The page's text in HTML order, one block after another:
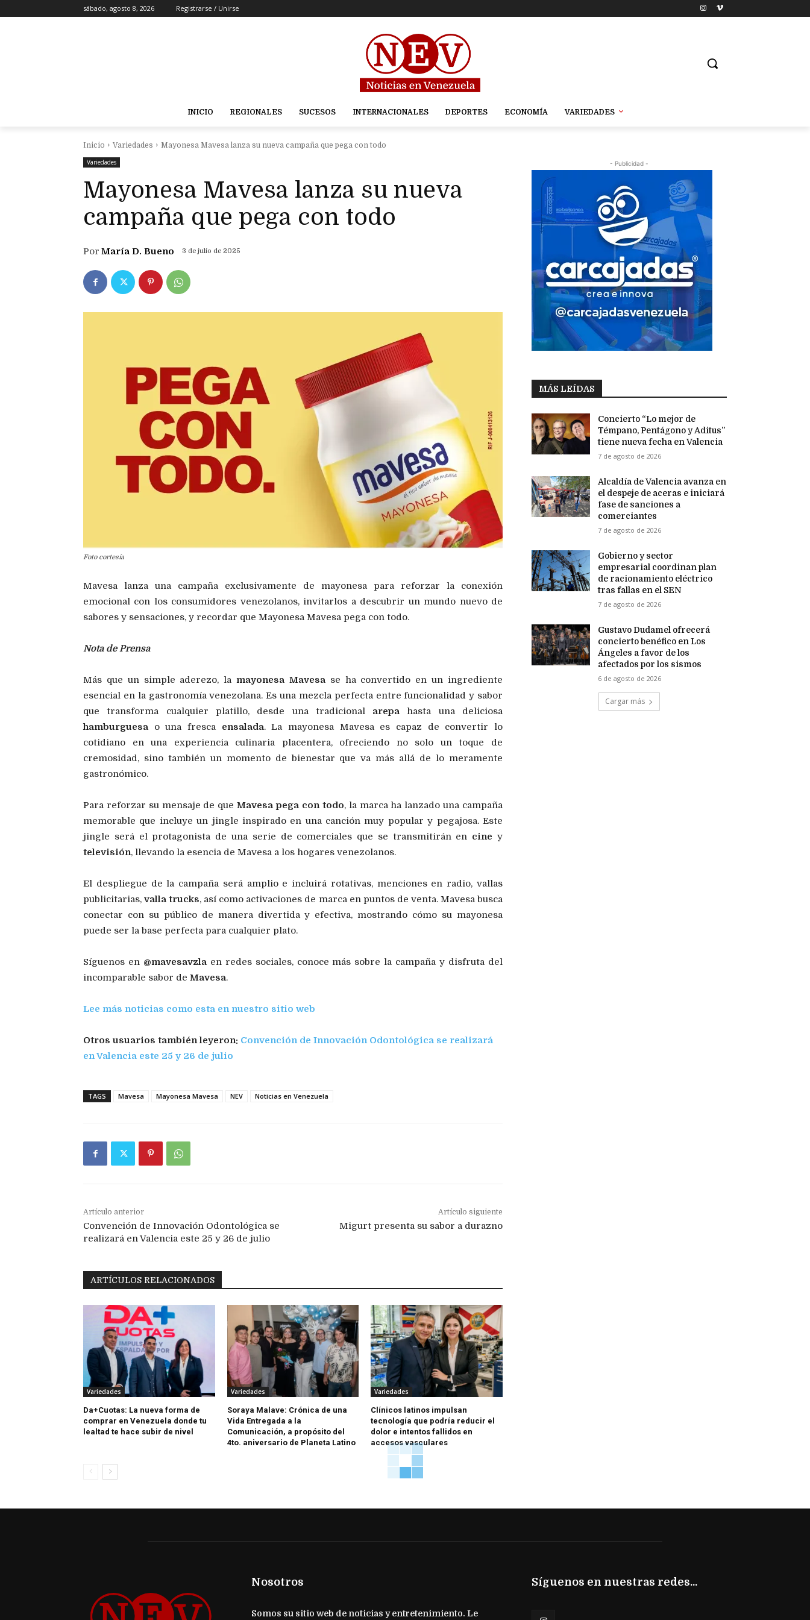
sábado, agosto 8, 2026 Registrarse / Unirse
INICIO REGIONALES SUCESOS INTERNACIONALES DEPORTES ECONOMÍA VARIEDADES
Inicio Variedades
Mayonesa Mavesa lanza su nueva campaña que pega con todo
Variedades
Mayonesa Mavesa lanza su nueva
campaña que pega con todo
Por María D. Bueno 3 de julio de 2025
Foto cortesía
Mavesa lanza una campaña exclusivamente de mayonesa para reforzar la conexión
emocional con los consumidores venezolanos, invitarlos a descubrir un mundo nuevo de
sabores y sensaciones, y recordar que Mayonesa Mavesa pega con todo.
Nota de Prensa
Más que un simple aderezo, lamayonesa Mavesase ha convertido en un ingrediente
esencial en la gastronomía venezolana. Es una mezcla perfecta entre funcionalidad y sabor
que transforma cualquier platillo, desde una tradicional arepahasta una deliciosa
hamburguesao una fresca ensalada. La mayonesa Mavesa es capaz de convertir lo
cotidiano en una experiencia culinaria placentera, ofreciendo no solo un toque de
cremosidad, sino también un momento de bienestar que va más allá de lo meramente
gastronómico.
Para reforzar su mensaje de queMavesa pega con todo, la marca ha lanzado una campaña
memorable que incluye un jingle inspirado en una canción muy popular y pegajosa. Este
jingle será el protagonista de una serie de comerciales que se transmitirán en cine y
televisión, llevando la esencia de Mavesa a los hogares venezolanos.
El despliegue de la campaña será amplio e incluirá rotativas, menciones en radio, vallas
publicitarias,valla trucks, así como activaciones de marca en puntos de venta. Mavesa busca
conectar con su público de manera divertida y efectiva, mostrando cómo su mayonesa
puede ser la base perfecta para cualquier plato.
Síguenos en @mavesavzlaen redes sociales, conoce más sobre la campaña y disfruta del
incomparable sabor de Mavesa.
Lee más noticias como esta en nuestro sitio web
Otros usuarios también leyeron: Convención de Innovación Odontológica se realizará
en Valencia este 25 y 26 de julio
TAGS Mavesa Mayonesa Mavesa NEV Noticias en Venezuela
Artículo anterior
Convención de Innovación Odontológica se
realizará en Valencia este 25 y 26 de julio
Artículo siguiente
Migurt presenta su sabor a durazno
ARTÍCULOS RELACIONADOS
Variedades
Da+Cuotas: La nueva forma de
comprar en Venezuela donde tu
lealtad te hace subir de nivel
Variedades
Soraya Malave: Crónica de una
Vida Entregada a la
Comunicación, a propósito del
4to. aniversario de Planeta Latino
Variedades
Clínicos latinos impulsan
tecnología que podría reducir el
dolor e intentos fallidos en
accesos vasculares
- Publicidad -
MÁS LEÍDAS
Concierto “Lo mejor de
Témpano, Pentágono y Aditus”
tiene nueva fecha en Valencia
7 de agosto de 2026
Alcaldía de Valencia avanza en
el despeje de aceras e iniciará
fase de sanciones a
comerciantes
7 de agosto de 2026
Gobierno y sector
empresarial coordinan plan
de racionamiento eléctrico
tras fallas en el SEN
7 de agosto de 2026
Gustavo Dudamel ofrecerá
concierto benéfico en Los
Ángeles a favor de los
afectados por los sismos
6 de agosto de 2026
Cargar más
Nosotros
Somos su sitio web de noticias y entretenimiento. Le
Síguenos en nuestras redes...